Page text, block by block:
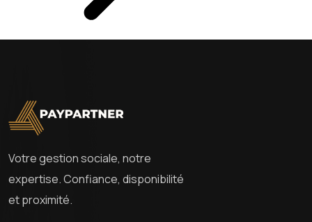
Votre gestion sociale, notre
expertise. Confiance, disponibilité
et proximité.